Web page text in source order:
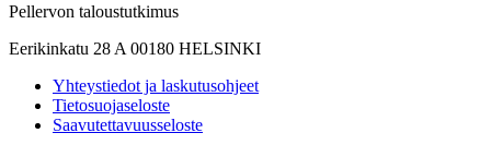
Pellervon taloustutkimus
Eerikinkatu 28 A 00180 HELSINKI
Yhteystiedot ja laskutusohjeet
Tietosuojaseloste
Saavutettavuusseloste